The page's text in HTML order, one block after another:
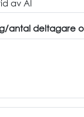
antal deltagare